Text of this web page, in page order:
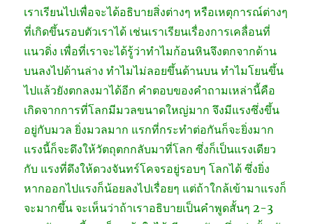
เราเรียนไปเพื่อจะได้อธิบายสิ่งต่างๆ หรือเหตุการณ์ต่างๆ
ที่เกิดขึ้นรอบตัวเราได้ เช่นเราเรียนเรื่องการเคลื่อนที่
แนวดิ่ง เพื่อที่เราจะได้รู้ว่าทำไมก้อนหินจึงตกจากด้าน
บนลงไปด้านล่าง ทำไมไม่ลอยขึ้นด้านบน ทำไมโยนขึ้น
ไปแล้วยังตกลงมาได้อีก คำตอบของคำถามเหล่านี้คือ
เกิดจากการที่โลกมีมวลขนาดใหญ่มาก จึงมีแรงซึ่งขึ้น
อยู่กับมวล ยิ่งมวลมาก แรกที่กระทำต่อกันก็จะยิ่งมาก
แรงนี้ก็จะดึงให้วัตถุตกกลับมาที่โลก ซึ่งก็เป็นแรงเดียว
กับ แรงที่ดึงให้ดวงจันทร์โคจรอยู่รอบๆ โลกได้ ซึ่งยิ่ง
หากออกไปแรงก็น้อยลงไปเรื่อยๆ แต่ถ้าใกล้เข้ามาแรงก็
จะมากขึ้น จะเห็นว่าถ้าเราอธิบายเป็นคำพูดสั้นๆ 2-3